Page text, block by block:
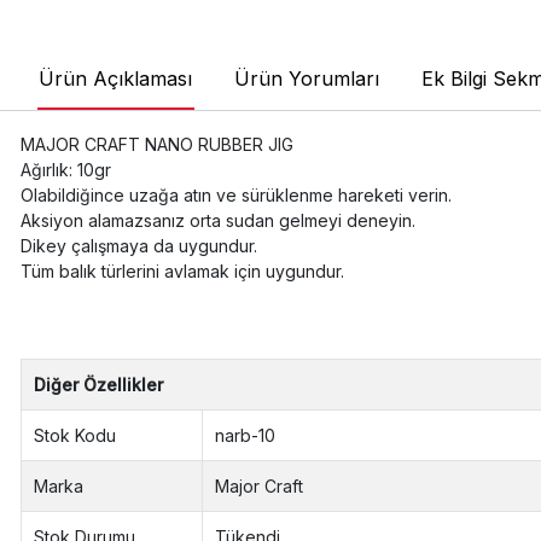
Ürün Açıklaması Ürün Yorumları Ek Bilgi
MAJOR CRAFT NANO RUBBER JIG
Ağırlık: 10gr
Olabildiğince uzağa atın ve sürüklenme hareketi verin.
Aksiyon alamazsanız orta sudan gelmeyi deneyin.
Dikey çalışmaya da uygundur.
Tüm balık türlerini avlamak için uygundur.
Diğer Özellikler
Stok Kodu narb-10
Marka Major Craft
Stok Durumu Tükendi